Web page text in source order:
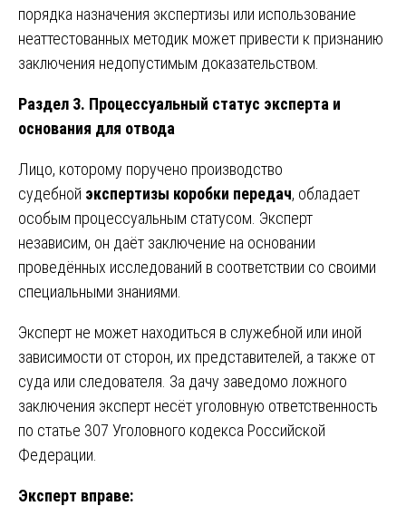
порядка назначения экспертизы или использование
неаттестованных методик может привести к признанию
заключения недопустимым доказательством.
Раздел 3. Процессуальный статус эксперта и
основания для отвода
Лицо, которому поручено производство
судебной экспертизы коробки передач, обладает
особым процессуальным статусом. Эксперт
независим, он даёт заключение на основании
проведённых исследований в соответствии со своими
специальными знаниями.
Эксперт не может находиться в служебной или иной
зависимости от сторон, их представителей, а также от
суда или следователя. За дачу заведомо ложного
заключения эксперт несёт уголовную ответственность
по статье 307 Уголовного кодекса Российской
Федерации.
Эксперт вправе: